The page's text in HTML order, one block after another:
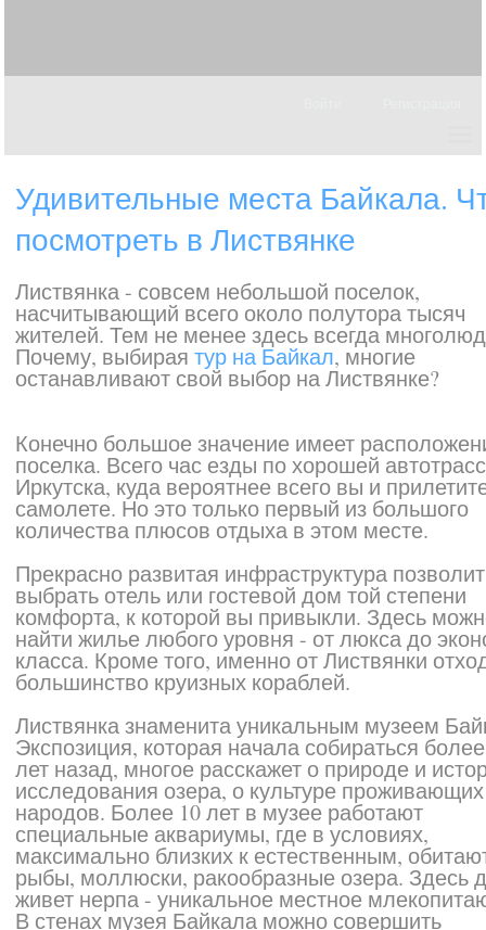
Удивительные места Байкала.
посмотреть в Листвянке
Листвянка - совсем небольшой поселок,
насчитывающий всего около полутора тысяч
жителей. Тем не менее здесь всегда
Почему, выбираятур на Байкал, многие
останавливают свой выбор на Листвянке?
Конечно большое значение имеет
поселка. Всего час езды по хорошей
Иркутска, куда вероятнее всего вы и
самолете. Но это только первый из большого
количества плюсов отдыха в этом месте.
Прекрасно развитая инфраструктура позволит
выбрать отель или гостевой дом той степени
комфорта, к которой вы привыкли. Здесь
найти жилье любого уровня - от люкса до
класса. Кроме того, именно от Листвянки
большинство круизных кораблей.
Листвянка знаменита уникальным музеем
Экспозиция, которая начала собираться
лет назад, многое расскажет о природе и
исследования озера, о культуре
народов. Более 10 лет в музее работают
специальные аквариумы, где в условиях,
максимально близких к естественным,
рыбы, моллюски, ракообразные озера. Здесь
живет нерпа - уникальное местное
В стенах музея Байкала можно совершить